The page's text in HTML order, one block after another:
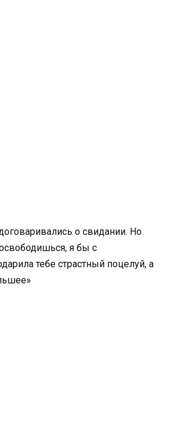
о свидании. Но
я бы с
тебе страстный поцелуй, а